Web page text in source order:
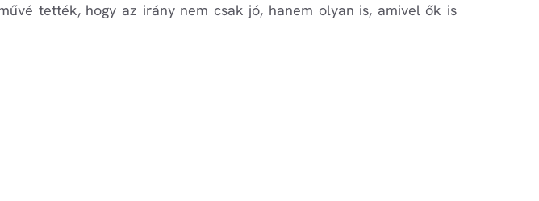
tették, hogy az irány nem csak jó, hanem olyan is, amivel ők is